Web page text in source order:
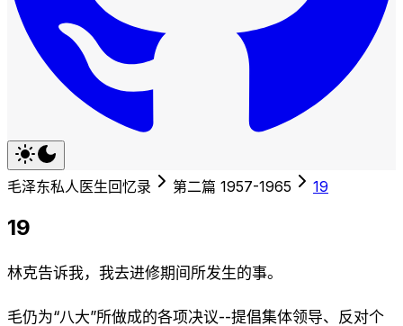
毛泽东私人医生回忆录 第二篇 1957-1965 19
19
林克告诉我，我去进修期间所发生的事。
毛仍为“八大”所做成的各项决议--提倡集体领导、反对个